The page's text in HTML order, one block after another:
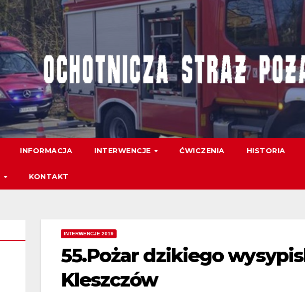
INFORMACJA INTERWENCJE ĆWICZENIA HISTORIA
KONTAKT
INTERWENCJE 2019
55.Pożar dzikiego
Kleszczów